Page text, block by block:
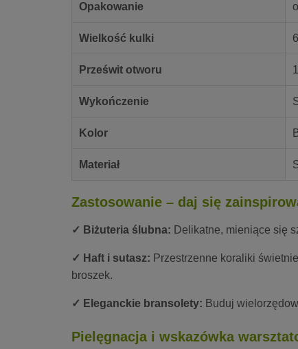
Opakowanie
Wielkość kulki
Prześwit otworu
Wykończenie
Kolor
Materiał
Zastosowanie – daj się
✓ Biżuteria ślubna: Delikatne, mieniące się
✓ Haft i sutasz: Przestrzenne koraliki
broszek.
✓ Eleganckie bransolety: Buduj
Pielęgnacja i wskazówka